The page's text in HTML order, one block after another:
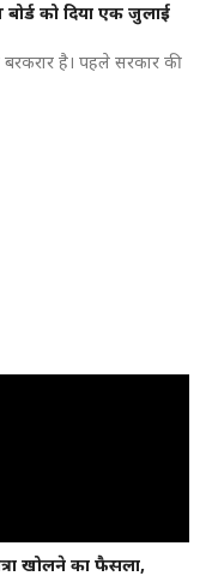
बोर्ड को दिया एक जुलाई
है। पहले सरकार की
खोलने का फैसला,